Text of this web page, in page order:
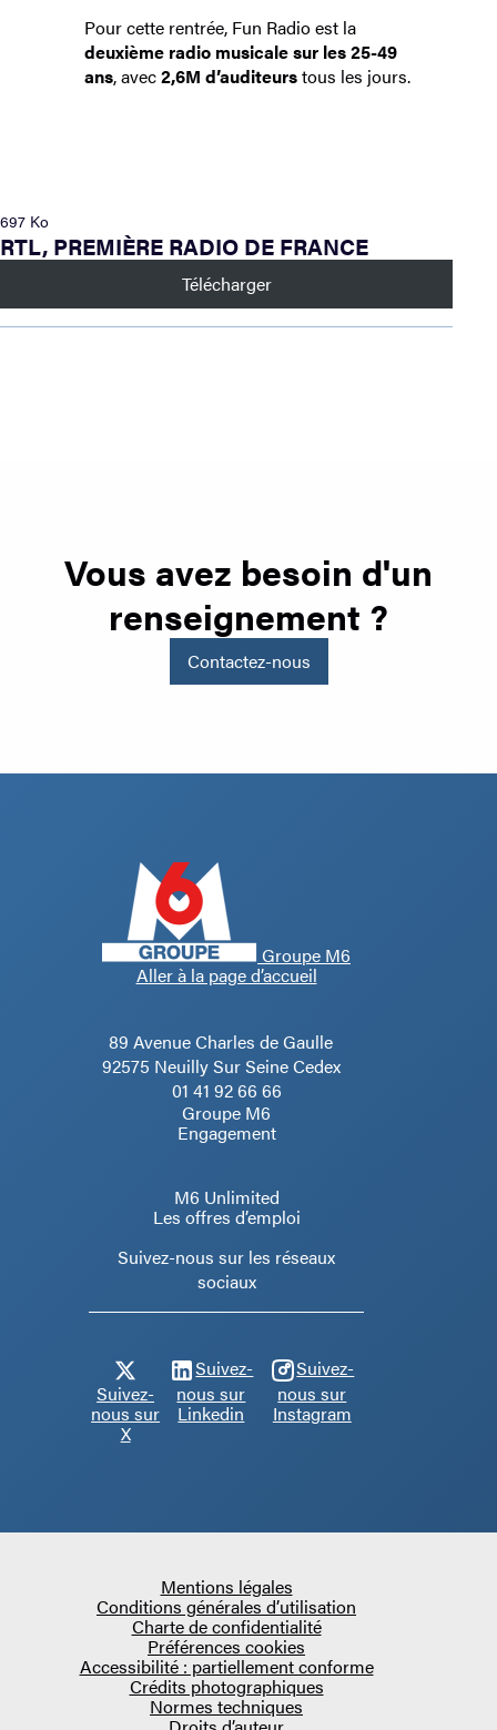
Pour cette rentrée, Fun Radio est la
deuxième radio musicale sur les 25-49
ans, avec2,6M d’auditeurstous les jours.
697 Ko
RTL, PREMIÈRE RADIO DE FRANCE
Télécharger
Vous avez besoin d'un
renseignement ?
Contactez-nous
Groupe M6
Aller à la page d’accueil
89 Avenue Charles de Gaulle
92575 Neuilly Sur Seine Cedex
01 41 92 66 66
Groupe M6
Engagement
M6 Unlimited
Les offres d’emploi
Suivez-nous sur les réseaux
sociaux
Suivez-
nous sur
X
Suivez-
nous sur
Linkedin
Suivez-
nous sur
Instagram
Mentions légales
Conditions générales d’utilisation
Charte de confidentialité
Préférences cookies
Accessibilité : partiellement conforme
Crédits photographiques
Normes techniques